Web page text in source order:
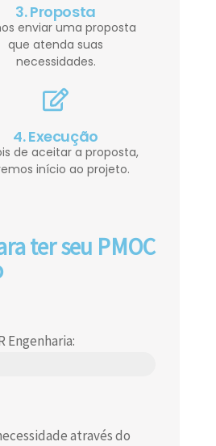
3. Proposta
enviar uma proposta
que atenda suas
necessidades.
4. Execução
de aceitar a proposta,
início ao projeto.
ter seu PMOC
Engenharia:
através do